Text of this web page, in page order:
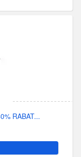
RABAT...